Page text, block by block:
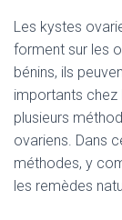
Les kystes
forment sur les
bénins, ils
importants chez
plusieurs
ovariens. Dans
méthodes, y
les remèdes